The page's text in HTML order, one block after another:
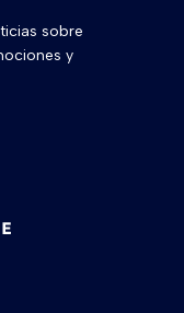
sobre
y